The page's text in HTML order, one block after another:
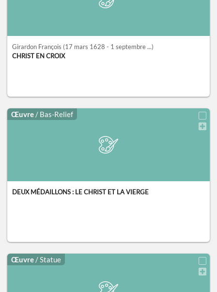
Girardon François (17 mars 1628 - 1 septembre ...)
CHRIST EN CROIX
Œuvre / Bas-Relief
DEUX MÉDAILLONS : LE CHRIST ET LA VIERGE
Œuvre / Statue